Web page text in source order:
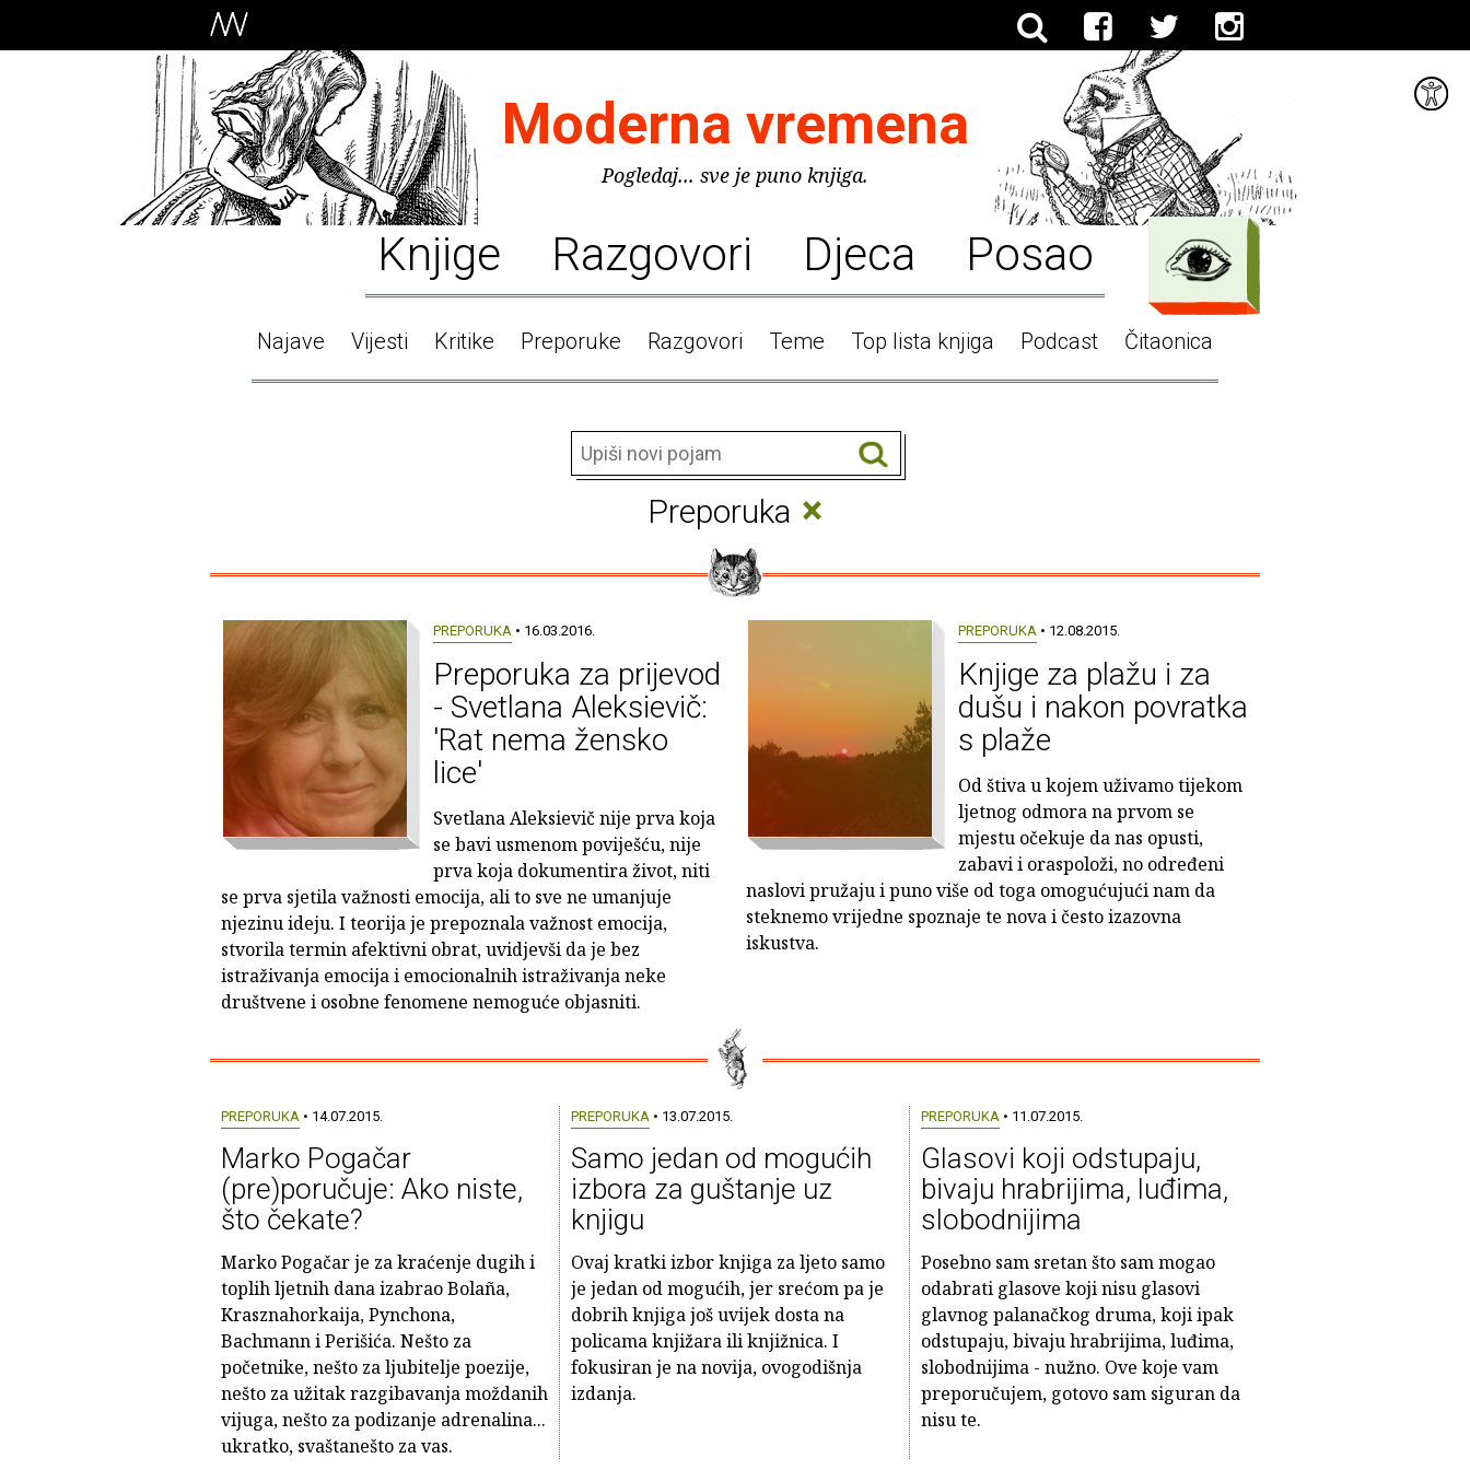
Moderna vremena
Pogledaj... sve je puno knjiga.
Knjige Razgovori Djeca Posao
Najave Vijesti Kritike Preporuke Razgovori Teme Top lista knjiga Podcast Čitaonica
Preporuka ×
PREPORUKA • 16.03.2016.
Preporuka za prijevod
- Svetlana Aleksievič:
'Rat nema žensko
lice'
Svetlana Aleksievič nije prva koja
se bavi usmenom poviješću, nije
prva koja dokumentira život, niti
se prva sjetila važnosti emocija, ali to sve ne umanjuje
njezinu ideju. I teorija je prepoznala važnost emocija,
stvorila termin afektivni obrat, uvidjevši da je bez
istraživanja emocija i emocionalnih istraživanja neke
društvene i osobne fenomene nemoguće objasniti.
PREPORUKA • 12.08.2015.
Knjige za plažu i za
dušu i nakon povratka
s plaže
Od štiva u kojem uživamo tijekom
ljetnog odmora na prvom se
mjestu očekuje da nas opusti,
zabavi i oraspoloži, no određeni
naslovi pružaju i puno više od toga omogućujući nam da
steknemo vrijedne spoznaje te nova i često izazovna
iskustva.
PREPORUKA• 14.07.2015.
Marko Pogačar
(pre)poručuje: Ako niste,
što čekate?
Marko Pogačar je za kraćenje dugih i
toplih ljetnih dana izabrao Bolaña,
Krasznahorkaija, Pynchona,
Bachmann i Perišića. Nešto za
početnike, nešto za ljubitelje poezije,
nešto za užitak razgibavanja moždanih
vijuga, nešto za podizanje adrenalina...
ukratko, svaštanešto za vas.
PREPORUKA• 13.07.2015.
Samo jedan od mogućih
izbora za guštanje uz
knjigu
Ovaj kratki izbor knjiga za ljeto samo
je jedan od mogućih, jer srećom pa je
dobrih knjiga još uvijek dosta na
policama knjižara ili knjižnica. I
fokusiran je na novija, ovogodišnja
izdanja.
PREPORUKA• 11.07.2015.
Glasovi koji odstupaju,
bivaju hrabrijima, luđima,
slobodnijima
Posebno sam sretan što sam mogao
odabrati glasove koji nisu glasovi
glavnog palanačkog druma, koji ipak
odstupaju, bivaju hrabrijima, luđima,
slobodnijima - nužno. Ove koje vam
preporučujem, gotovo sam siguran da
nisu te.